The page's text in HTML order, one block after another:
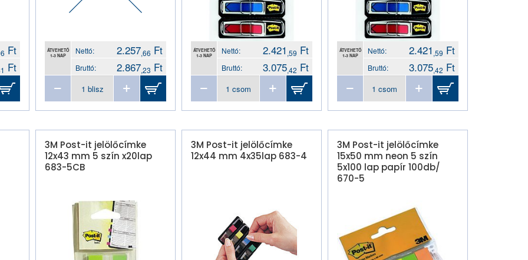
Ft
Ft
ÁTVEHETŐ
1-3 NAP
Nettó: 2.257,66 Ft
Bruttó: 2.867,23 Ft
ÁTVEHETŐ
1-3 NAP
Nettó: 2.421 ,59 Ft
Bruttó: 3.075,42 Ft
ÁTVEHETŐ
1-3 NAP
Nettó: 2.421 ,59 Ft
Bruttó: 3.075,42 Ft
3M Post-it jelölőcímke
12x43 mm 5 szín x20lap
683-5CB
3M Post-it jelölőcímke
12x44 mm 4x35lap 683-4
3M Post-it jelölőcímke
15x50 mm neon 5 szín
5x100 lap papír 100db/
670-5